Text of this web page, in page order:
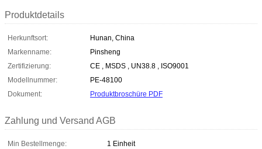
Produktdetails
Herkunftsort:
Hunan, China
Markenname:
Pinsheng
Zertifizierung:
CE , MSDS , UN38.8 , ISO9001
Modellnummer:
PE-48100
Dokument:
Produktbroschüre PDF
Zahlung und Versand AGB
Min Bestellmenge:
1 Einheit